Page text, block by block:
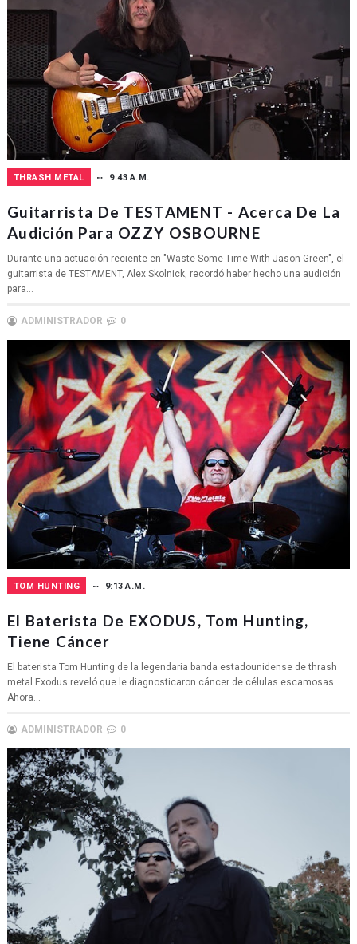
THRASH METAL 9:43 A.M.
Guitarrista De TESTAMENT - Acerca De La
Audición Para OZZY OSBOURNE
Durante una actuación reciente en "Waste Some Time With Jason Green", el
guitarrista de TESTAMENT, Alex Skolnick, recordó haber hecho una audición
para...
ADMINISTRADOR 0
TOM HUNTING 9:13 A.M.
El Baterista De EXODUS, Tom Hunting,
Tiene Cáncer
El baterista Tom Hunting de la legendaria banda estadounidense de thrash
metal Exodus reveló que le diagnosticaron cáncer de células escamosas.
Ahora...
ADMINISTRADOR 0